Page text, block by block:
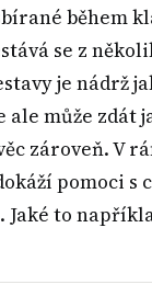
během
se z
je nádrž
ale může zdát
zároveň. V
pomoci s
Jaké to